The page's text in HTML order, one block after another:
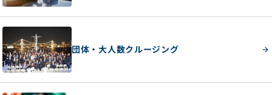
団体・大人数クルージング